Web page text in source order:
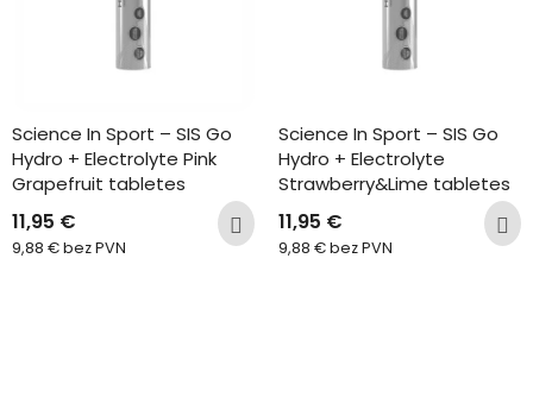
Science In Sport – SIS Go
Hydro + Electrolyte Pink
Grapefruit tabletes
11,95 €
9,88 €bez PVN
Science In Sport – SIS Go
Hydro + Electrolyte
Strawberry&Lime tabletes
11,95 €
9,88 €bez PVN